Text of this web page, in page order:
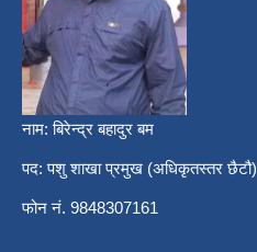
नाम: बिरेन्द्र बहादुर बम
पद: पशु शाखा प्रमुख (अधिकृतस्तर छैटौ)
फोन नं. 9848307161